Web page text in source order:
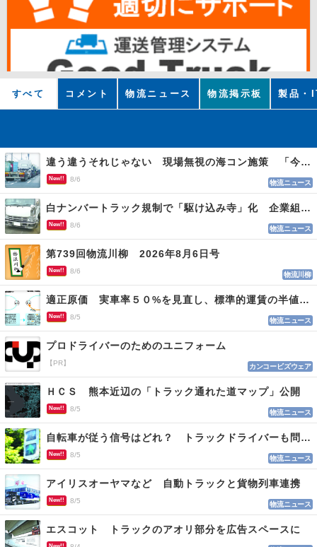
すべて コメント 物流ニュース 物流掲示板 製品・
違う違うそれじゃない 現場無視の海コン施策 「今でも平均２～３時間は待つ」
New!! 8/6 物流ニュース
白ナンバートラック規制で「駆け込み寺」化 企業組合が入会基準を見直しへ
New!! 8/6 物流ニュース
第739回物流川柳 2026年8月6日号
New!! 8/6 物流川柳
適正原価 実車率５０%を見直し、標準的運賃の半値の恐れも
New!! 8/5 物流ニュース
プロドライバーのためのユニフォーム
【PR】 カンコービズウェア
ＨＣＳ 熊本近辺の「トラック通れた道マップ」公開
New!! 8/5 物流ニュース
自転車が従う信号はどれ？ トラックドライバーも問われる認識
New!! 8/5 物流ニュース
アイリスオーヤマなど 自動トラックと貨物列車連携
New!! 8/5 物流ニュース
エスコット トラックのアオリ部分を広告スペースに